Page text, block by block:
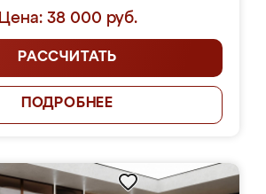
Цена: 38 000 руб.
РАССЧИТАТЬ
ПОДРОБНЕЕ